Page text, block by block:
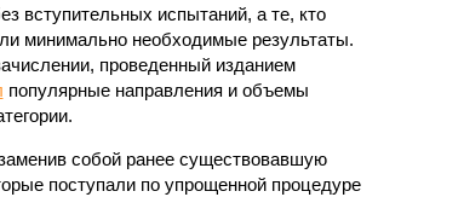
вступительных испытаний, а те, кто
минимально необходимые результаты.
проведенный изданием
популярные направления и объемы
собой ранее существовавшую
поступали по упрощенной процедуре